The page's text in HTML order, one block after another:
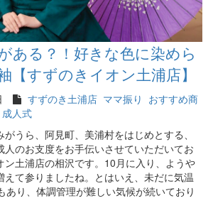
ある？！好きな色に染めら
【すずのきイオン土浦店】
すずのき土浦店 ママ振り おすすめ商
成人式
うら、阿見町、美浦村をはじめとする、
人のお支度をお手伝いさせていただいてお
ン土浦店の相沢です。10月に入り、ようや
えて参りましたね。とはいえ、未だに気温
あり、体調管理が難しい気候が続いており